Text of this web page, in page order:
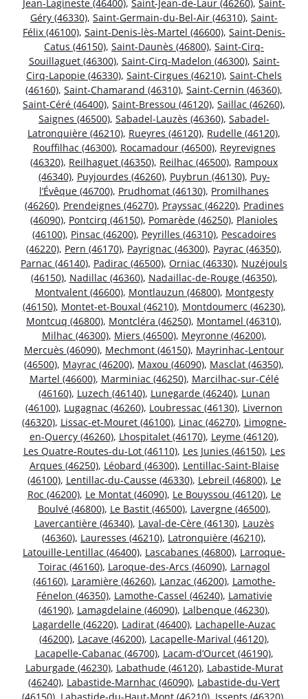
Jean-Lagineste (46400), Saint-Jean-de-Laur (46260), Saint-
Géry (46330), Saint-Germain-du-Bel-Air (46310), Saint-
Félix (46100), Saint-Denis-lès-Martel (46600), Saint-Denis-
Catus (46150), Saint-Daunès (46800), Saint-Cirq-
Souillaguet (46300), Saint-Cirq-Madelon (46300), Saint-
Cirq-Lapopie (46330), Saint-Cirgues (46210), Saint-Chels
(46160), Saint-Chamarand (46310), Saint-Cernin (46360),
Saint-Céré (46400), Saint-Bressou (46120), Saillac (46260),
Saignes (46500), Sabadel-Lauzès (46360), Sabadel-
Latronquière (46210), Rueyres (46120), Rudelle (46120),
Rouffilhac (46300), Rocamadour (46500), Reyrevignes
(46320), Reilhaguet (46350), Reilhac (46500), Rampoux
(46340), Puyjourdes (46260), Puybrun (46130), Puy-
l’Évêque (46700), Prudhomat (46130), Promilhanes
(46260), Prendeignes (46270), Prayssac (46220), Pradines
(46090), Pontcirq (46150), Pomarède (46250), Planioles
(46100), Pinsac (46200), Peyrilles (46310), Pescadoires
(46220), Pern (46170), Payrignac (46300), Payrac (46350),
Parnac (46140), Padirac (46500), Orniac (46330), Nuzéjouls
(46150), Nadillac (46360), Nadaillac-de-Rouge (46350),
Montvalent (46600), Montlauzun (46800), Montgesty
(46150), Montet-et-Bouxal (46210), Montdoumerc (46230),
Montcuq (46800), Montcléra (46250), Montamel (46310),
Milhac (46300), Miers (46500), Meyronne (46200),
Mercuès (46090), Mechmont (46150), Mayrinhac-Lentour
(46500), Mayrac (46200), Maxou (46090), Masclat (46350),
Martel (46600), Marminiac (46250), Marcilhac-sur-Célé
(46160), Luzech (46140), Lunegarde (46240), Lunan
(46100), Lugagnac (46260), Loubressac (46130), Livernon
(46320), Lissac-et-Mouret (46100), Linac (46270), Limogne-
en-Quercy (46260), Lhospitalet (46170), Leyme (46120),
Les Quatre-Routes-du-Lot (46110), Les Junies (46150), Les
Arques (46250), Léobard (46300), Lentillac-Saint-Blaise
(46100), Lentillac-du-Causse (46330), Lebreil (46800), Le
Roc (46200), Le Montat (46090), Le Bouyssou (46120), Le
Boulvé (46800), Le Bastit (46500), Lavergne (46500),
Lavercantière (46340), Laval-de-Cère (46130), Lauzès
(46360), Lauresses (46210), Latronquière (46210),
Latouille-Lentillac (46400), Lascabanes (46800), Larroque-
Toirac (46160), Laroque-des-Arcs (46090), Larnagol
(46160), Laramière (46260), Lanzac (46200), Lamothe-
Fénelon (46350), Lamothe-Cassel (46240), Lamativie
(46190), Lamagdelaine (46090), Lalbenque (46230),
Lagardelle (46220), Ladirat (46400), Lachapelle-Auzac
(46200), Lacave (46200), Lacapelle-Marival (46120),
Lacapelle-Cabanac (46700), Lacam-d’Ourcet (46190),
Laburgade (46230), Labathude (46120), Labastide-Murat
(46240), Labastide-Marnhac (46090), Labastide-du-Vert